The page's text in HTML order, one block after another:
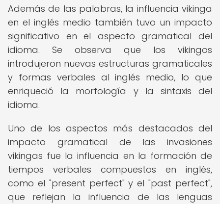
Además de las palabras, la influencia vikinga
en el inglés medio también tuvo un impacto
significativo en el aspecto gramatical del
idioma. Se observa que los vikingos
introdujeron nuevas estructuras gramaticales
y formas verbales al inglés medio, lo que
enriqueció la morfología y la sintaxis del
idioma.
Uno de los aspectos más destacados del
impacto gramatical de las invasiones
vikingas fue la influencia en la formación de
tiempos verbales compuestos en inglés,
como el "present perfect" y el "past perfect",
que reflejan la influencia de las lenguas